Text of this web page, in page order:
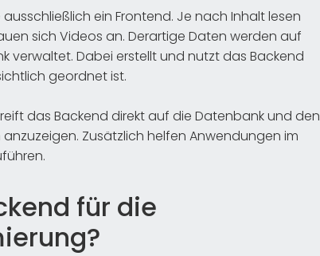
ein Frontend. Je nach Inhalt lesen
sich Videos an. Derartige Daten werden auf
verwaltet. Dabei erstellt und nutzt das Backend
geordnet ist.
das Backend direkt auf die Datenbank und den
Zusätzlich helfen Anwendungen im
für die